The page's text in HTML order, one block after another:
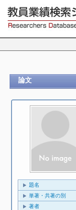
論文
題名
単著・共著の別
著者